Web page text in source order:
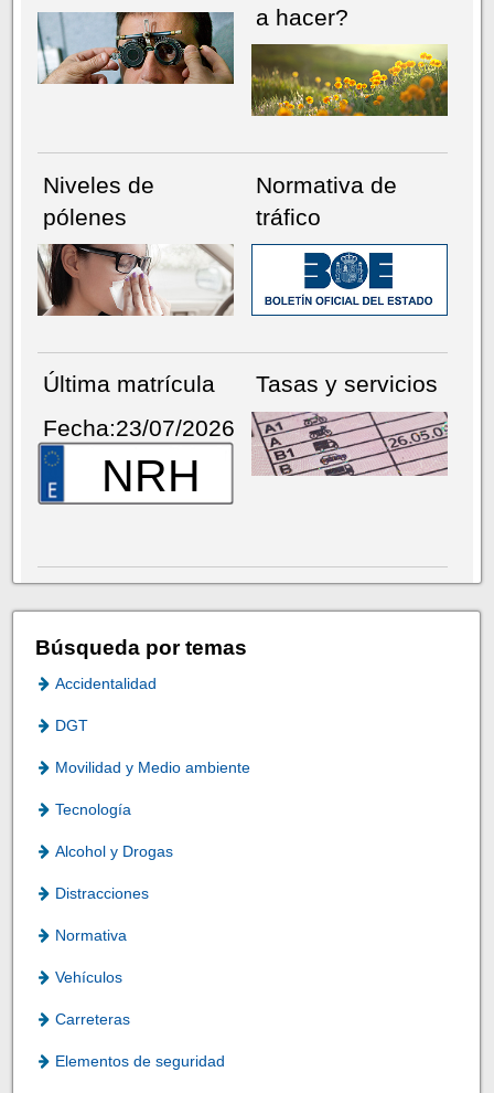
a hacer?
Niveles de
pólenes
Normativa de
tráfico
Última matrícula
Fecha:23/07/2026
NRH
Tasas y servicios
Búsqueda por temas
Accidentalidad
DGT
Movilidad y Medio ambiente
Tecnología
Alcohol y Drogas
Distracciones
Normativa
Vehículos
Carreteras
Elementos de seguridad